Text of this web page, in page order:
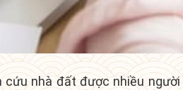
nhà đất được nhiều người